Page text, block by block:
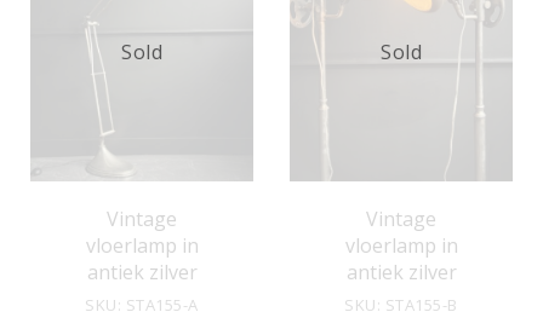
Vintage
vloerlamp in
antiek zilver
SKU: STA155-A
Sold
Vintage
vloerlamp in
antiek zilver
SKU: STA155-B
Sold